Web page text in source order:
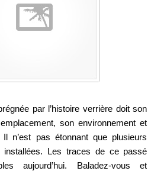
par l’histoire verrière doit son
son environnement et
n’est pas étonnant que plusieurs
installées. Les traces de ce passé
aujourd’hui. Baladez-vous et